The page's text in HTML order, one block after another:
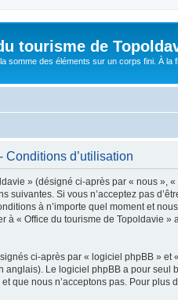
tourisme de
somme des éléments sur un corps fini. À la
Conditions d’utilisation
» (désigné ci-après par « nous »,
suivantes. Si vous n’acceptez pas
à n’importe quel moment et
à « Office du tourisme de Topoldavie
ci-après par « logiciel phpBB »
anglais). Le logiciel phpBB a pour seul
que nous n’acceptons pas. Pour plus